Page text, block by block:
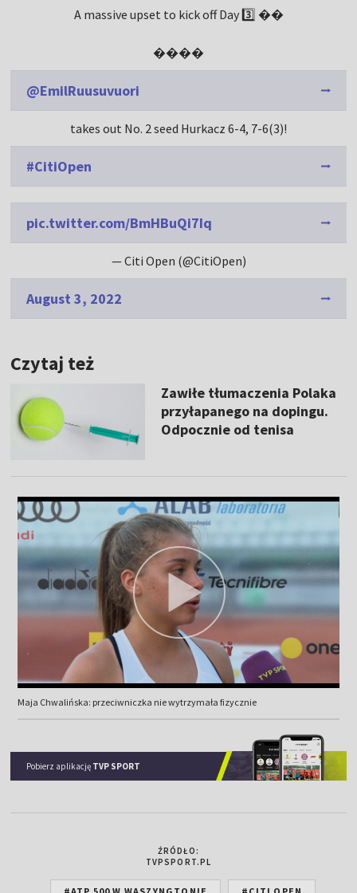
A massive upset to kick off Day 3️⃣ ��
����
@EmilRuusuvuori
takes out No. 2 seed Hurkacz 6-4, 7-6(3)!
#CitiOpen
pic.twitter.com/BmHBuQi7Iq
— Citi Open (@CitiOpen)
August 3, 2022
Czytaj też
Zawiłe tłumaczenia Polaka
przyłapanego na dopingu.
Odpocznie od tenisa
Maja Chwalińska: przeciwniczka nie wytrzymała fizycznie
Pobierz aplikację TVP SPORT
ŹRÓDŁO:
TVPSPORT.PL